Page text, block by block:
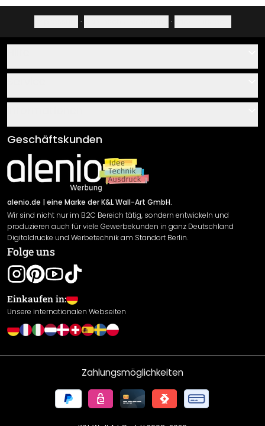
· ·
Über uns
Klebe- und Montageanleitungen
Newsletter An-/Abmeldung
Sendungsverfolgung
AGB
Impressum
Versand & Zahlung
Rücksendung
Widerrufsrecht
Datenschutzerklärung
Gewährleistung
Leistungserklärung / CE-Zeichen
Cookie Einstellungen
Geschäftskunden
alenio.de | eine Marke der K&L Wall-Art GmbH.
Wir sind nicht nur im B2C Bereich tätig, sondern entwickeln und
produzieren auch für viele Gewerbekunden in ganz Deutschland
Digitaldrucke und Werbetechnik am Standort Berlin.
Folge uns
Einkaufen in:
Unsere internationalen Webseiten
Zahlungsmöglichkeiten